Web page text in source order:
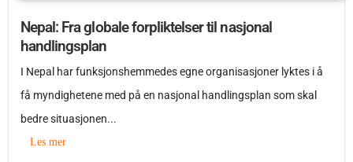
Nepal: Fra globale forpliktelser til nasjonal
handlingsplan
I Nepal har funksjonshemmedes egne organisasjoner lyktes i å
få myndighetene med på en nasjonal handlingsplan som skal
bedre situasjonen...
Les mer